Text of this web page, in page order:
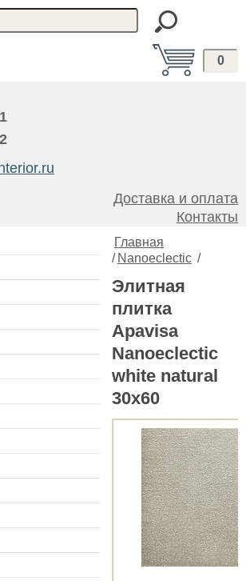
0
Доставка и оплата
Контакты
Главная
/ Nanoeclectic /
Элитная
плитка
Apavisa
Nanoeclectic
white natural
30x60